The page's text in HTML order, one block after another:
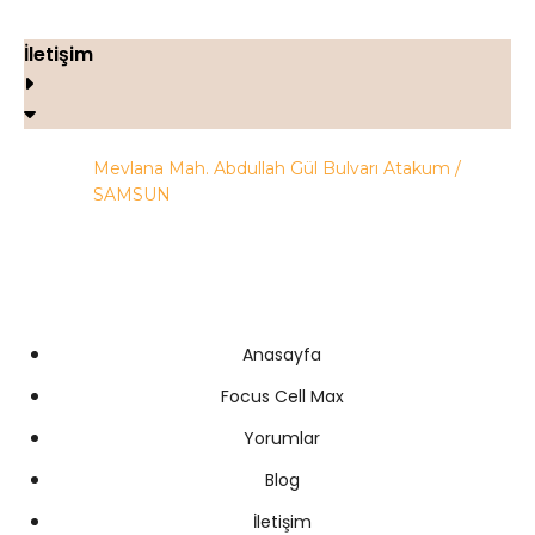
İletişim
Mevlana Mah. Abdullah Gül Bulvarı Atakum /
SAMSUN
Anasayfa
Focus Cell Max
Yorumlar
Blog
İletişim